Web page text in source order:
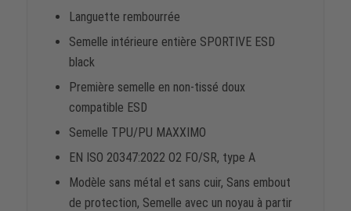
Languette rembourrée
Semelle intérieure entière SPORTIVE ESD
black
Première semelle en non-tissé doux
compatible ESD
Semelle TPU/PU MAXXIMO
EN ISO 20347:2022 O2 FO/SR, type A
Modèle sans métal et sans cuir, Sans embout
de protection, Semelle avec un noyau à partir